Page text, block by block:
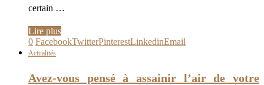
certain …
Lire plus
0 FacebookTwitterPinterestLinkedinEmail
Actualités
Avez-vous pensé à assainir l’air de votre